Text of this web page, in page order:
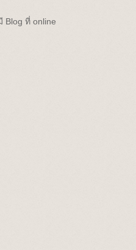
Blog ที่ online